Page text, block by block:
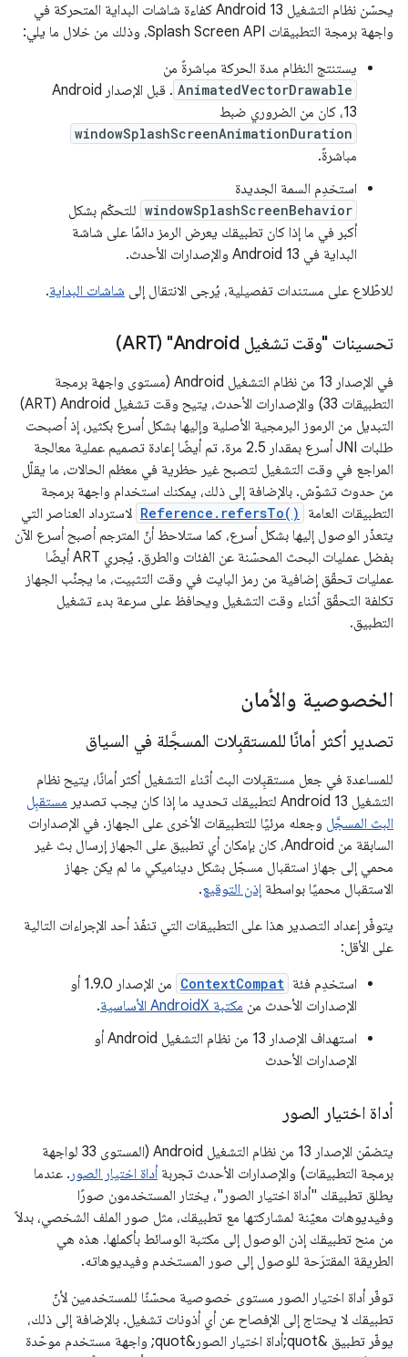
يحسّن نظام التشغيل Android 13 كفاءة شاشات البداية المتحركة في
واجهة برمجة التطبيقات Splash Screen API، وذلك من خلال ما يلي:
يستنتج النظام مدة الحركة مباشرةً من
AnimatedVectorDrawable
. قبل الإصدار Android
13، كان من الضروري ضبط
windowSplashScreenAnimationDuration
مباشرةً.
استخدِم السمة الجديدة
windowSplashScreenBehavior للتحكّم بشكل
أكبر في ما إذا كان تطبيقك يعرض الرمز دائمًا على شاشة
البداية في Android 13 والإصدارات الأحدث.
للاطّلاع على مستندات تفصيلية، يُرجى الانتقال إلى شاشات البداية.
تحسينات "وقت تشغيل Android" ‏(ART)
في الإصدار 13 من نظام التشغيل Android (مستوى واجهة برمجة
التطبيقات 33) والإصدارات الأحدث، يتيح وقت تشغيل Android ‏(ART)
التبديل من الرموز البرمجية الأصلية وإليها بشكل أسرع بكثير، إذ أصبحت
طلبات JNI أسرع بمقدار 2.5 مرة. تم أيضًا إعادة تصميم عملية معالجة
المراجع في وقت التشغيل لتصبح غير حظرية في معظم الحالات، ما يقلّل
من حدوث تشوّش. بالإضافة إلى ذلك، يمكنك استخدام واجهة برمجة
التطبيقات العامة
Reference.refersTo() لاسترداد العناصر التي
يتعذّر الوصول إليها بشكل أسرع، كما ستلاحظ أنّ المترجم أصبح أسرع الآن
بفضل عمليات البحث المحسّنة عن الفئات والطرق. يُجري ART أيضًا
عمليات تحقّق إضافية من رمز البايت في وقت التثبيت، ما يجنِّب الجهاز
تكلفة التحقّق أثناء وقت التشغيل ويحافظ على سرعة بدء تشغيل
التطبيق.
الخصوصية والأمان
تصدير أكثر أمانًا للمستقبِلات المسجَّلة في السياق
للمساعدة في جعل مستقبِلات البث أثناء التشغيل أكثر أمانًا، يتيح نظام
التشغيل Android 13 لتطبيقك تحديد ما إذا كان يجب تصدير
مستقبِل
البث المسجَّل وجعله مرئيًا للتطبيقات الأخرى على الجهاز. في الإصدارات
السابقة من Android، كان بإمكان أي تطبيق على الجهاز إرسال بث غير
محمي إلى جهاز استقبال مسجّل بشكل ديناميكي ما لم يكن جهاز
الاستقبال محميًا بواسطة إذن التوقيع.
يتوفّر إعداد التصدير هذا على التطبيقات التي تنفّذ أحد الإجراءات التالية
على الأقل:
استخدِم فئة ContextCompat
من الإصدار 1.9.0 أو
الإصدارات الأحدث من مكتبة AndroidX الأساسية
.
استهداف الإصدار 13 من نظام التشغيل Android أو
الإصدارات الأحدث
أداة اختيار الصور
يتضمّن الإصدار 13 من نظام التشغيل Android (المستوى 33 لواجهة
برمجة التطبيقات) والإصدارات الأحدث تجربة أداة اختيار الصور . عندما
يطلق تطبيقك "أداة اختيار الصور"، يختار المستخدمون صورًا
وفيديوهات معيّنة لمشاركتها مع تطبيقك، مثل صور الملف الشخصي، بدلاً
من منح تطبيقك إذن الوصول إلى مكتبة الوسائط بأكملها. هذه هي
الطريقة المقترَحة للوصول إلى صور المستخدم وفيديوهاته.
توفّر أداة اختيار الصور مستوى خصوصية محسّنًا للمستخدمين لأنّ
تطبيقك لا يحتاج إلى الإفصاح عن أي أذونات تشغيل. بالإضافة إلى ذلك،
يوفّر تطبيق &quot;أداة اختيار الصور&quot; واجهة مستخدم موحّدة